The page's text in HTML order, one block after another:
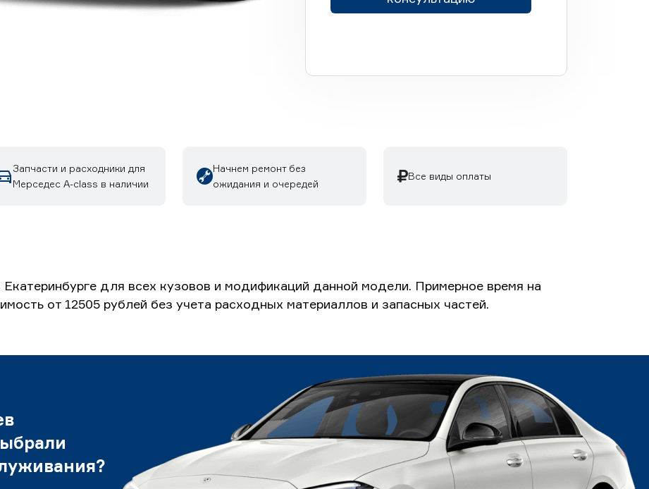
Запчасти и расходники для
Мерседес A-class в наличии
Начнем ремонт без
ожидания и очередей
Все виды оплаты
для всех кузовов и модификаций данной модели. Примерное время на
от 12505 рублей без учета расходных материаллов и запасных частей.